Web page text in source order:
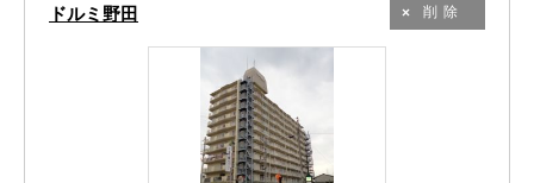
ドルミ野田 削除